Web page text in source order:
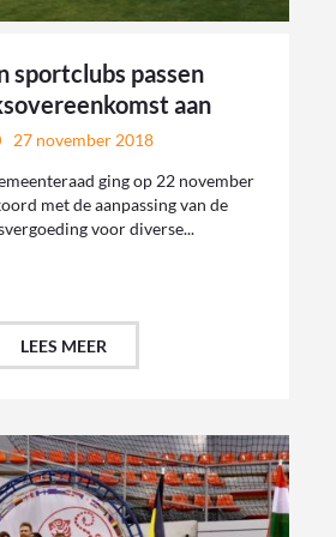
sportclubs passen
aan
27 november 2018
ging op 22 november
met de aanpassing van de
voor diverse...
LEES MEER